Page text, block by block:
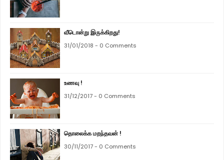
வீடொன்று இருக்கிறது!
31/01/2018 - 0 Comments
உணவு !
31/12/2017 - 0 Comments
தொலைக்க மறந்தவன் !
30/11/2017 - 0 Comments